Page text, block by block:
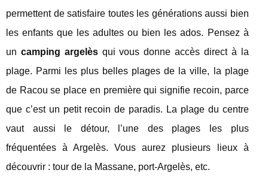
permettent de satisfaire toutes les générations aussi bien
les enfants que les adultes ou bien les ados. Pensez à
un camping argelèsqui vous donne accès direct à la
plage. Parmi les plus belles plages de la ville, la plage
de Racou se place en première qui signifie recoin, parce
que c’est un petit recoin de paradis. La plage du centre
vaut aussi le détour, l’une des plages les plus
fréquentées à Argelès. Vous aurez plusieurs lieux à
découvrir : tour de la Massane, port-Argelès, etc.